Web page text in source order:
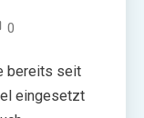
0
bereits seit
eingesetzt